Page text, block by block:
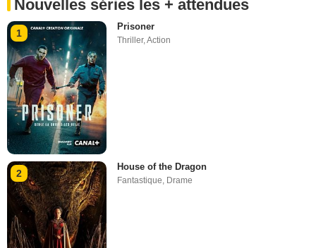
Nouvelles séries les + attendues
1
Prisoner
Thriller,Action
2
House of the Dragon
Fantastique Drame